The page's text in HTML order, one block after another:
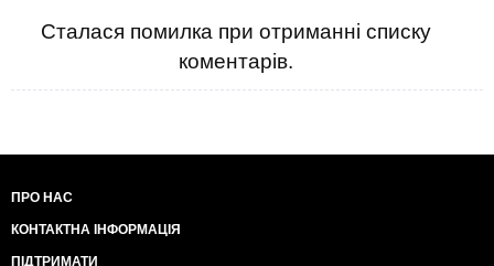
Сталася помилка при отриманні списку
коментарів.
ПРО НАС
КОНТАКТНА ІНФОРМАЦІЯ
ПІДТРИМАТИ